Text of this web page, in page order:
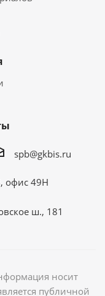
spb@gkbis.ru
офис 49Н
ш., 181
носит
публичной